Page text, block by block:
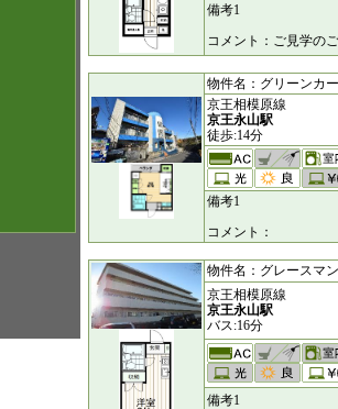
備考1
コメント：ご見学の
物件名：グリーンカ
京王相模原線
京王永山駅
徒歩:14分
備考1
コメント：
物件名：グレースマ
京王相模原線
京王永山駅
バス:16分
備考1